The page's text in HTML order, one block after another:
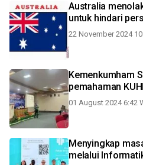
Australia
untuk hindari
22 November 2024
Kemenkumham
pemahaman
01 August 2024 6:42
Menyingkap
melalui